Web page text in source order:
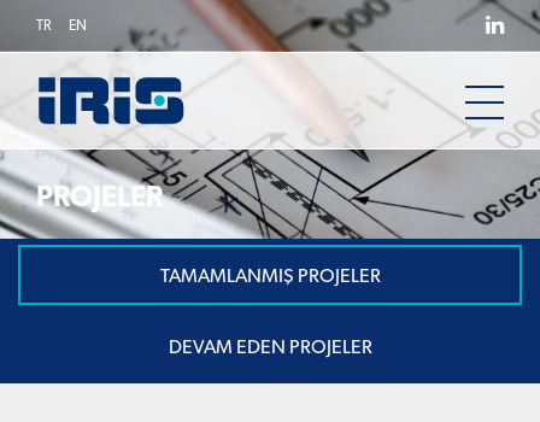
TR EN
PROJELER
TAMAMLANMIŞ PROJELER
DEVAM EDEN PROJELER